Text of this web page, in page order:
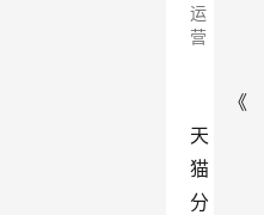
运
营
《
天
猫
分